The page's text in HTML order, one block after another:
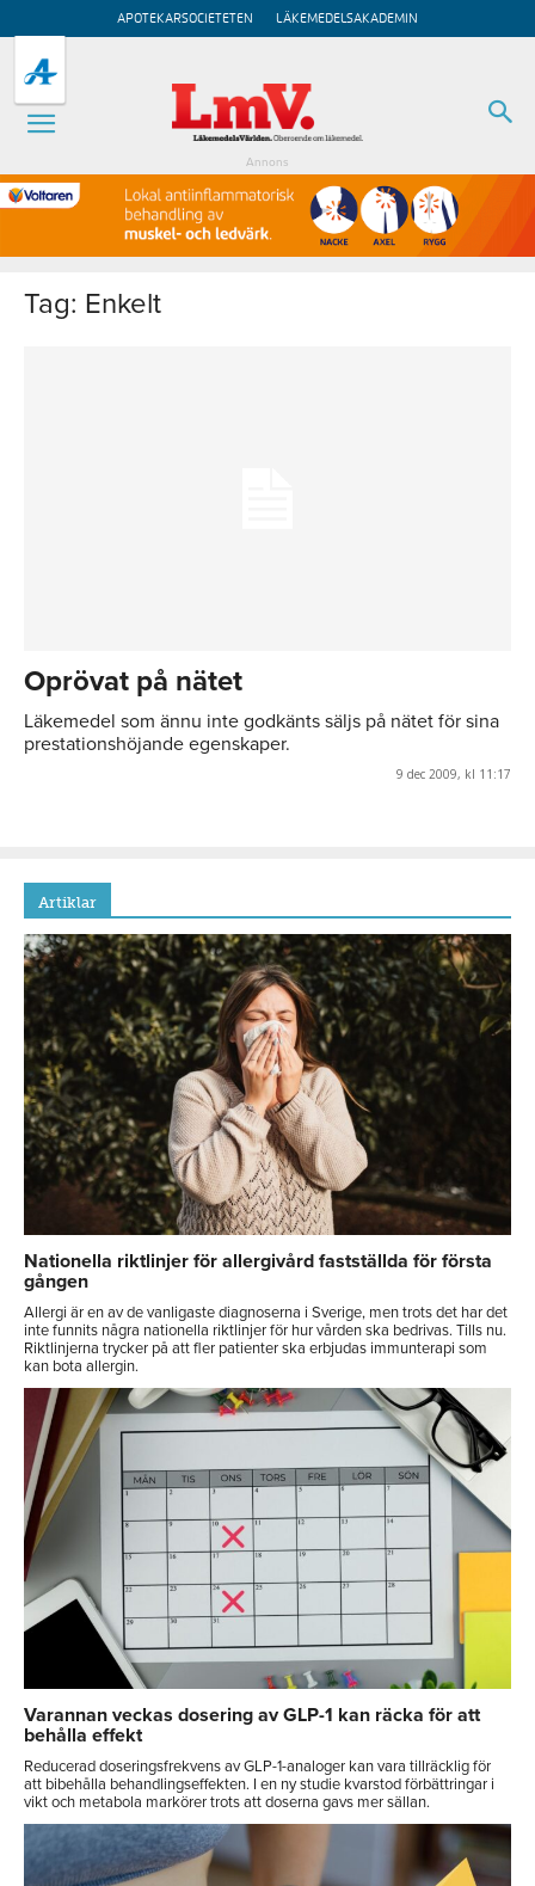
APOTEKARSOCIETETEN LÄKEMEDELSAKADEMIN
Annons
Tag: Enkelt
Oprövat på nätet
Läkemedel som ännu inte godkänts säljs på nätet för sina
prestationshöjande egenskaper.
9 dec 2009, kl 11:17
Artiklar
Nationella riktlinjer för allergivård fastställda för första
gången
Allergi är en av de vanligaste diagnoserna i Sverige, men trots det har det
inte funnits några nationella riktlinjer för hur vården ska bedrivas. Tills nu.
Riktlinjerna trycker på att fler patienter ska erbjudas immunterapi som
kan bota allergin.
Varannan veckas dosering av GLP-1 kan räcka för att
behålla effekt
Reducerad doseringsfrekvens av GLP-1-analoger kan vara tillräcklig för
att bibehålla behandlingseffekten. I en ny studie kvarstod förbättringar i
vikt och metabola markörer trots att doserna gavs mer sällan.